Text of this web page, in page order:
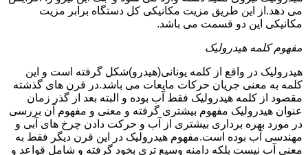
می دهد.از این طریق مزیت مکانیکی کل دستگاه برابر مزیت
مکانیکی این دو قسمت می باشد.
مفهوم کلمه هیدرولیک
هیدرولیک در واقع از کلمه یونانی(هیدرو)شکل گرفته است و این
کلمه به معنی جریان حرکات مایعات می باشد.در قرن های گذشته
مقصود از کلمه هیدرولیک فقط آب بوده و البته بعد از گذر زمان
عنوان هیدرولیک مفهوم بیشتری گرفته و معنی و مفهوم آن بررسی
در مورد بهره برداری بیشتری از آب و حرکت دادن چرخ های آبی و
مهندسی آب بوده است.مفهوم هیدرولیک در این قرن دیگر فقط به
معنی آب نیست بلکه دامنه وسیع تری بخود گرفته و شامل قواعد و